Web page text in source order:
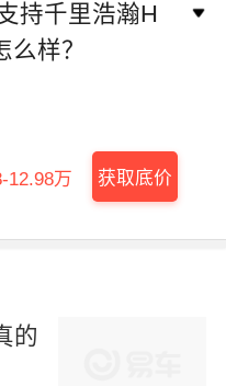
持千里浩瀚H
样？
12.98万 获取底价
的